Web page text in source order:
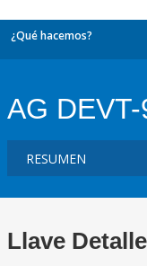
¿Qué hacemos?
AG
Llave